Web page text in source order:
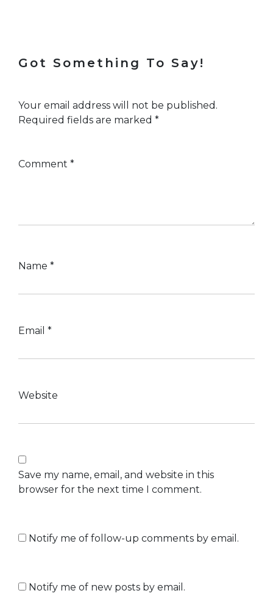
Got Something To Say!
Your email address will not be published.
Required fields are marked *
Comment *
Name *
Email *
Website
Save my name, email, and website in this
browser for the next time I comment.
Notify me of follow-up comments by email.
Notify me of new posts by email.